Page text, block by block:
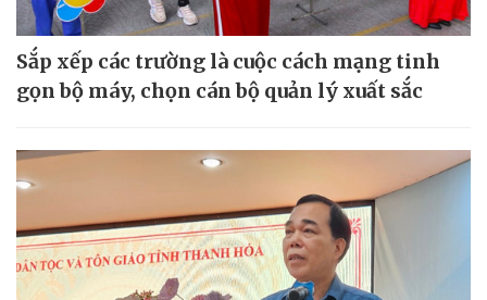
Sắp xếp các trường là cuộc cách mạng tinh
gọn bộ máy, chọn cán bộ quản lý xuất sắc